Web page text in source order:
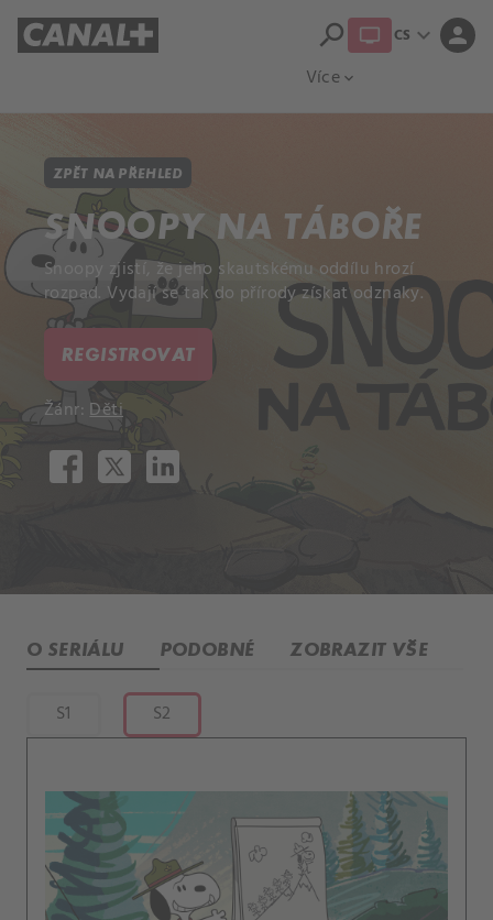
Více expand_more
search CS expand_more person
ZPĚT NA PŘEHLED
SNOOPY NA TÁBOŘE
Snoopy zjistí, že jeho skautskému oddílu hrozí
rozpad. Vydají se tak do přírody získat odznaky.
REGISTROVAT
Žánr: Děti
O SERIÁLU PODOBNÉ ZOBRAZIT VŠE
S1 S2